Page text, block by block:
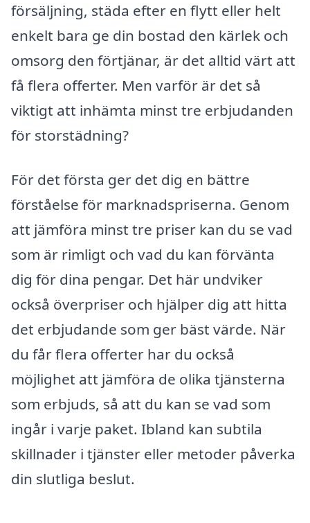
försäljning, städa efter en flytt eller helt
enkelt bara ge din bostad den kärlek och
omsorg den förtjänar, är det alltid värt att
få flera offerter. Men varför är det så
viktigt att inhämta minst tre erbjudanden
för storstädning?
För det första ger det dig en bättre
förståelse för marknadspriserna. Genom
att jämföra minst tre priser kan du se vad
som är rimligt och vad du kan förvänta
dig för dina pengar. Det här undviker
också överpriser och hjälper dig att hitta
det erbjudande som ger bäst värde. När
du får flera offerter har du också
möjlighet att jämföra de olika tjänsterna
som erbjuds, så att du kan se vad som
ingår i varje paket. Ibland kan subtila
skillnader i tjänster eller metoder påverka
din slutliga beslut.